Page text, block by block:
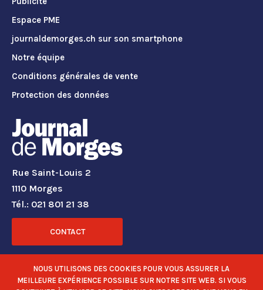
Espace PME
journaldemorges.ch sur son smartphone
Notre équipe
Conditions générales de vente
Protection des données
Rue Saint-Louis 2
1110 Morges
Tél.: 021 801 21 38
CONTACT
RÉSEAUX SOCIAUX
NOUS UTILISONS DES COOKIES POUR VOUS ASSURER LA
MEILLEURE EXPÉRIENCE POSSIBLE SUR NOTRE SITE WEB. SI VOUS